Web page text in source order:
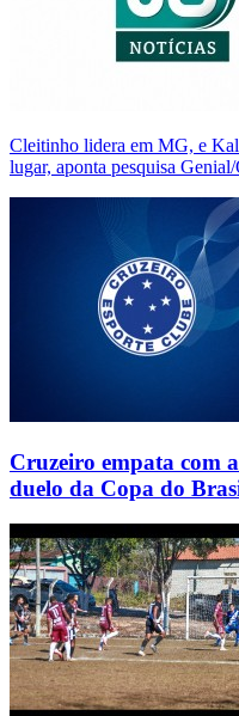
Cleitinho lidera em MG, e
lugar, aponta pesquisa Genial/
Cruzeiro empata com
duelo da Copa do